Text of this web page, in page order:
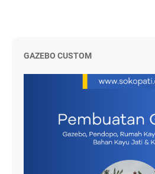
GAZEBO CUSTOM